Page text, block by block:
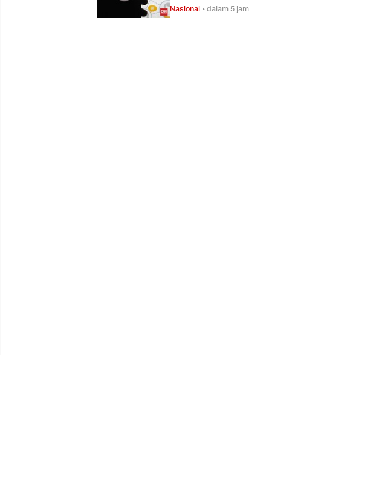
Nasional •dalam 5 jam